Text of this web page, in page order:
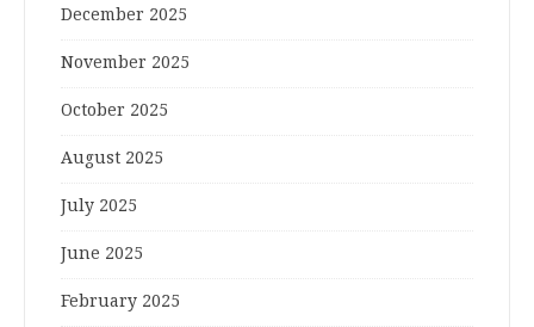
December 2025
November 2025
October 2025
August 2025
July 2025
June 2025
February 2025